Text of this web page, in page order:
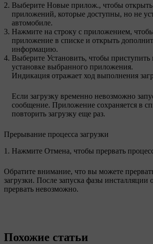
Выберите Новые прилож., чтобы
приложений, которые доступны, но не
автомобиле.
Нажмите на строку с приложением, чтобы
приложение в списке и открыть
информацию.
Выберите Установить, чтобы приступить
установке выбранного приложения.
Индикация отражает ход выполнения
Если загрузку временно невозможно
сообщение. Приложение сохраняется в
повторить загрузку еще раз.
Прерывание процесса загрузки
Нажмите Отмена, чтобы прервать
Обратите внимание, что вы можете
загрузки. После запуска фазы инсталляции
прервать невозможно.
Похожие статьи